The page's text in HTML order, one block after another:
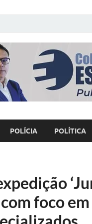
os dias
POLÍCIA POLÍTICA
foco